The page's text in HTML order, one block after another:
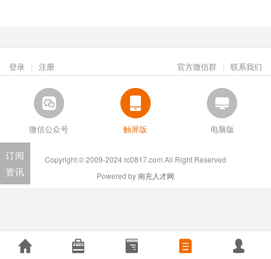
登录 | 注册 官方微信群 | 联系我们
微信公众号 触屏版 电脑版
Copyright © 2009-2024 rc0817.com All Right Reserved
Powered by南充人才网
订阅
资讯